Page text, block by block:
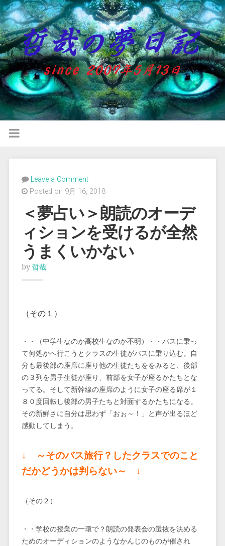
Leave a Comment
Posted on 9月 16, 2018
＜夢占い＞朗読のオーデ
ィションを受けるが全然
うまくいかない
by 哲哉
（その１）
・・（中学生なのか高校生なのか不明）・・バスに乗っ
て何処かへ行こうとクラスの生徒がバスに乗り込む。自
分も最後部の座席に座り他の生徒たちををみると、後部
の３列を男子生徒が座り、前部を女子が座るかたちとな
ってる。そして新幹線の座席のように女子の座る席が１
８０度回転し後部の男子たちと対面するかたちになる。
その新鮮さに自分は思わず「おぉ～！」と声が出るほど
感動してしまう。
↓ ～そのバス旅行？したクラスでのこと
だかどうかは判らない～ ↓
（その２）
・・学校の授業の一環で？朗読の発表会の選抜を決める
ためのオーディションのようなかんじのものが催され